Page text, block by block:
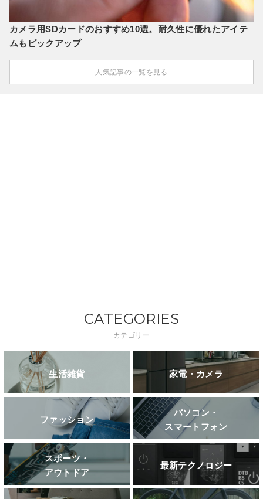
カメラ用SDカードのおすすめ10選。耐久性に優れたアイテ
ムもピックアップ
人気記事の一覧を見る
CATEGORIES
カテゴリー
生活雑貨 家電・カメラ
ファッション
パソコン・
スマートフォン
スポーツ・
アウトドア
最新テクノロジー